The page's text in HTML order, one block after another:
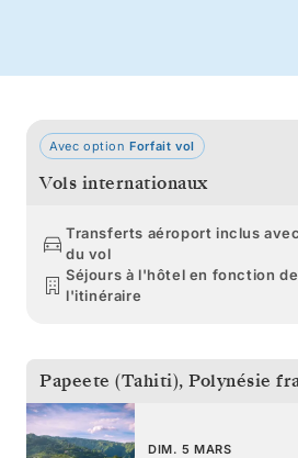
volcan émeraude en toile de
naturellement comme le
polynésien.
Avec option Forfait vol
Vols internationaux
Transferts aéroport inclus
du vol
Séjours à l'hôtel en fonction de
l'itinéraire
Papeete (Tahiti), Polynésie
DIM. 5 MARS